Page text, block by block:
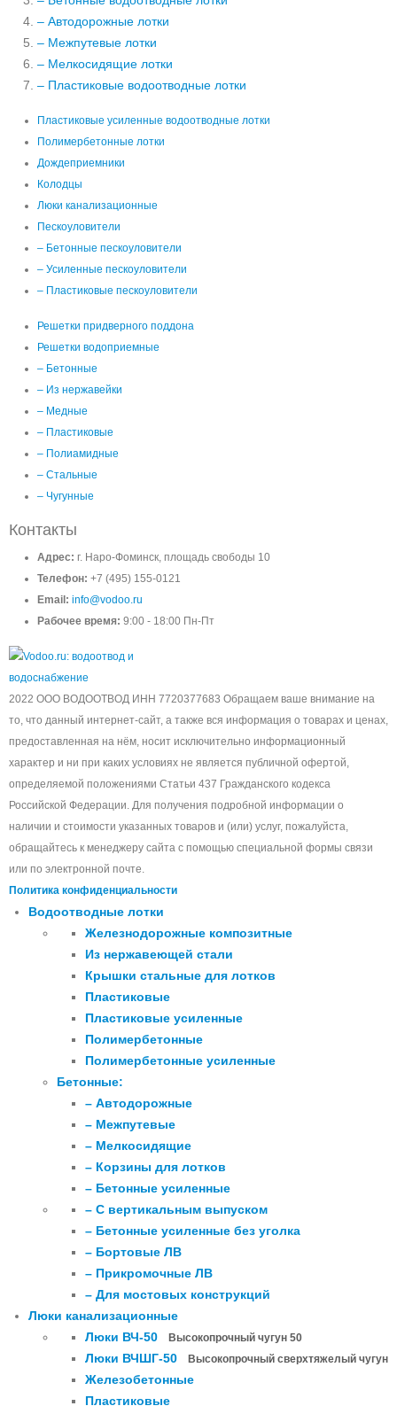
– Автодорожные лотки
– Межпутевые лотки
– Мелкосидящие лотки
– Пластиковые водоотводные лотки
Пластиковые усиленные водоотводные лотки
Полимербетонные лотки
Дождеприемники
Колодцы
Люки канализационные
Пескоуловители
– Бетонные пескоуловители
– Усиленные пескоуловители
– Пластиковые пескоуловители
Решетки придверного поддона
Решетки водоприемные
– Бетонные
– Из нержавейки
– Медные
– Пластиковые
– Полиамидные
– Стальные
– Чугунные
Контакты
Адрес: г. Наро-Фоминск, площадь свободы 10
Телефон: +7 (495) 155-0121
Email: info@vodoo.ru
Рабочее время: 9:00 - 18:00 Пн-Пт
2022 ООО ВОДООТВОД ИНН 7720377683 Обращаем ваше внимание на
то, что данный интернет-сайт, а также вся информация о товарах и ценах,
предоставленная на нём, носит исключительно информационный
характер и ни при каких условиях не является публичной офертой,
определяемой положениями Статьи 437 Гражданского кодекса
Российской Федерации. Для получения подробной информации о
наличии и стоимости указанных товаров и (или) услуг, пожалуйста,
обращайтесь к менеджеру сайта с помощью специальной формы связи
или по электронной почте.
Политика конфиденциальности
Водоотводные лотки
Железнодорожные композитные
Из нержавеющей стали
Крышки стальные для лотков
Пластиковые
Пластиковые усиленные
Полимербетонные
Полимербетонные усиленные
Бетонные:
– Автодорожные
– Межпутевые
– Мелкосидящие
– Корзины для лотков
– Бетонные усиленные
– С вертикальным выпуском
– Бетонные усиленные без уголка
– Бортовые ЛВ
– Прикромочные ЛВ
– Для мостовых конструкций
Люки канализационные
Люки ВЧ-50
Высокопрочный чугун 50
Люки ВЧШГ-50 Высокопрочный сверхтяжелый чугун
Железобетонные
Пластиковые